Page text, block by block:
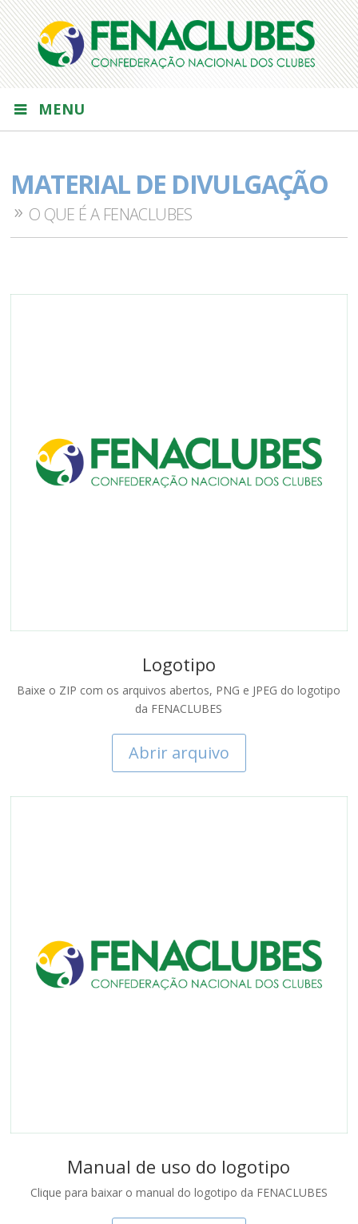
MENU
MATERIAL DE DIVULGAÇÃO
O QUE É A FENACLUBES
Logotipo
Baixe o ZIP com os arquivos abertos, PNG e JPEG do logotipo
da FENACLUBES
Abrir arquivo
Manual de uso do logotipo
Clique para baixar o manual do logotipo da FENACLUBES